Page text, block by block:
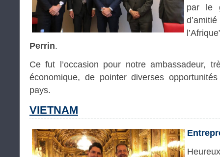
par le
Perrin.
Ce fut l’occasion pour notre ambassadeur,
économique, de pointer diverses
pays.
VIETNAM